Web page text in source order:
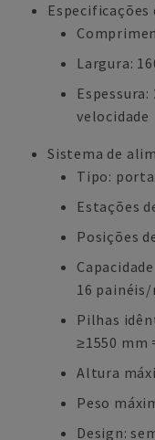
Especificações
Largura:
velocidade
Sistema de
Tipo:
Estações
Posições
16
Pilhas
≥1550 mm
Altura
Peso
Design: